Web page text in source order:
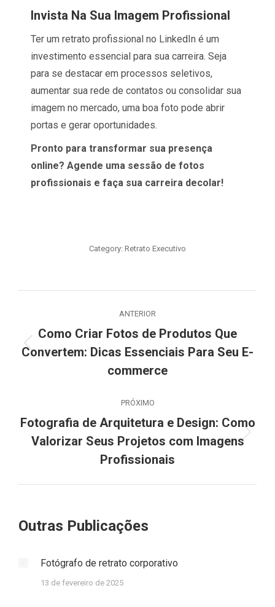
Invista Na Sua Imagem Profissional
Ter um retrato profissional no LinkedIn é um
investimento essencial para sua carreira. Seja
para se destacar em processos seletivos,
aumentar sua rede de contatos ou consolidar sua
imagem no mercado, uma boa foto pode abrir
portas e gerar oportunidades.
Pronto para transformar sua presença
online? Agende uma sessão de fotos
profissionais e faça sua carreira decolar!
Category: Retrato Executivo
ANTERIOR
Como Criar Fotos de Produtos Que
Convertem: Dicas Essenciais Para Seu E-
commerce
PRÓXIMO
Fotografia de Arquitetura e Design: Como
Valorizar Seus Projetos com Imagens
Profissionais
Outras Publicações
Fotógrafo de retrato corporativo
13 de fevereiro de 2025